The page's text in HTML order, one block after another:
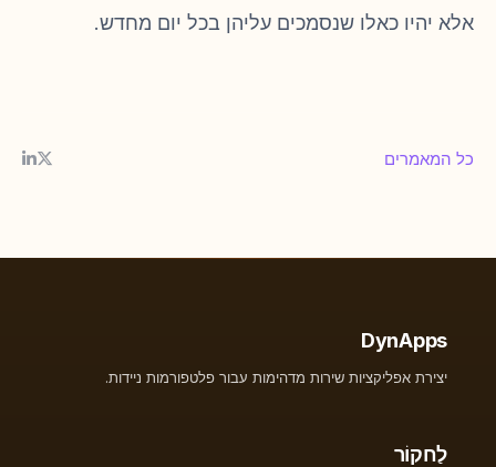
אלא יהיו כאלו שנסמכים עליהן בכל יום מחדש.
כל המאמרים
DynApps
יצירת אפליקציות שירות מדהימות עבור פלטפורמות ניידות.
לַחקוֹר